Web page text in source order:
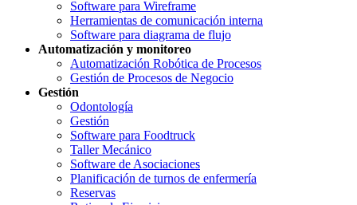
Software para Wireframe
Herramientas de comunicación interna
Software para diagrama de flujo
Automatización y monitoreo
Automatización Robótica de Procesos
Gestión de Procesos de Negocio
Gestión
Odontología
Gestión
Software para Foodtruck
Taller Mecánico
Software de Asociaciones
Planificación de turnos de enfermería
Reservas